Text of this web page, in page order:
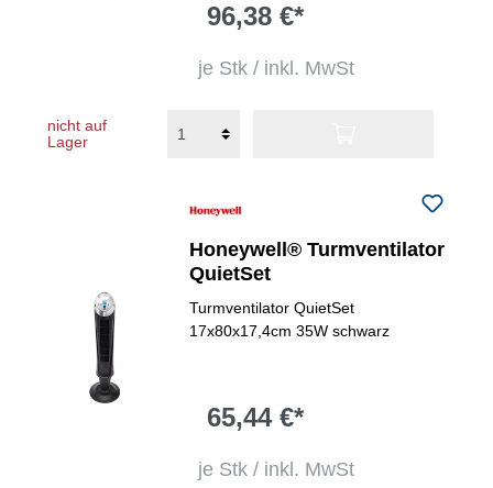
96,38 €*
je Stk / inkl. MwSt
nicht auf
Lager
Honeywell® Turmventilator
QuietSet
Turmventilator QuietSet
17x80x17,4cm 35W schwarz
65,44 €*
je Stk / inkl. MwSt